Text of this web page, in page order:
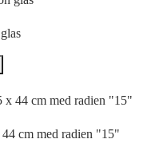
cm med radien "15"